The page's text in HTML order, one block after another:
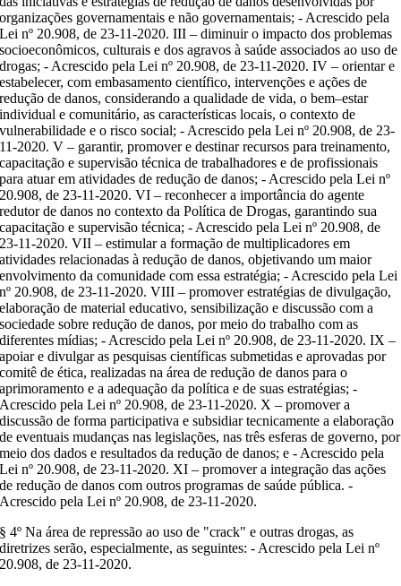
organizações governamentais e não governamentais; - Acrescido pela
Lei nº 20.908, de 23-11-2020. III – diminuir o impacto dos problemas
socioeconômicos, culturais e dos agravos à saúde associados ao uso de
drogas; - Acrescido pela Lei nº 20.908, de 23-11-2020. IV – orientar e
estabelecer, com embasamento científico, intervenções e ações de
redução de danos, considerando a qualidade de vida, o bem–estar
individual e comunitário, as características locais, o contexto de
vulnerabilidade e o risco social; - Acrescido pela Lei nº 20.908, de 23-
11-2020. V – garantir, promover e destinar recursos para treinamento,
capacitação e supervisão técnica de trabalhadores e de profissionais
para atuar em atividades de redução de danos; - Acrescido pela Lei nº
20.908, de 23-11-2020. VI – reconhecer a importância do agente
redutor de danos no contexto da Política de Drogas, garantindo sua
capacitação e supervisão técnica; - Acrescido pela Lei nº 20.908, de
23-11-2020. VII – estimular a formação de multiplicadores em
atividades relacionadas à redução de danos, objetivando um maior
envolvimento da comunidade com essa estratégia; - Acrescido pela Lei
nº 20.908, de 23-11-2020. VIII – promover estratégias de divulgação,
elaboração de material educativo, sensibilização e discussão com a
sociedade sobre redução de danos, por meio do trabalho com as
diferentes mídias; - Acrescido pela Lei nº 20.908, de 23-11-2020. IX –
apoiar e divulgar as pesquisas científicas submetidas e aprovadas por
comitê de ética, realizadas na área de redução de danos para o
aprimoramento e a adequação da política e de suas estratégias; -
Acrescido pela Lei nº 20.908, de 23-11-2020. X – promover a
discussão de forma participativa e subsidiar tecnicamente a elaboração
de eventuais mudanças nas legislações, nas três esferas de governo, por
meio dos dados e resultados da redução de danos; e - Acrescido pela
Lei nº 20.908, de 23-11-2020. XI – promover a integração das ações
de redução de danos com outros programas de saúde pública. -
Acrescido pela Lei nº 20.908, de 23-11-2020.
§ 4º Na área de repressão ao uso de "crack" e outras drogas, as
diretrizes serão, especialmente, as seguintes: - Acrescido pela Lei nº
20.908, de 23-11-2020.